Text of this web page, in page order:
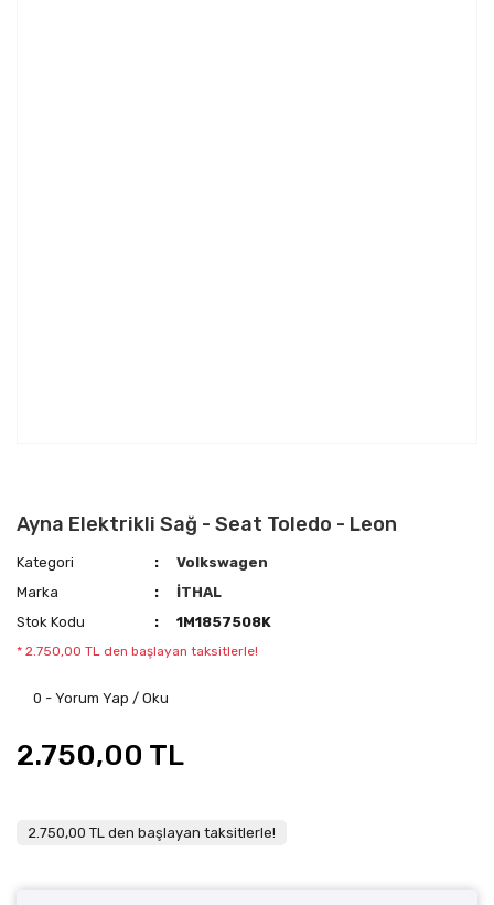
Ayna Elektrikli Sağ - Seat Toledo - Leon
Kategori
Volkswagen
Marka
İTHAL
Stok Kodu
1M1857508K
* 2.750,00 TL den başlayan taksitlerle!
0 - Yorum Yap / Oku
2.750,00 TL
2.750,00 TL den başlayan taksitlerle!